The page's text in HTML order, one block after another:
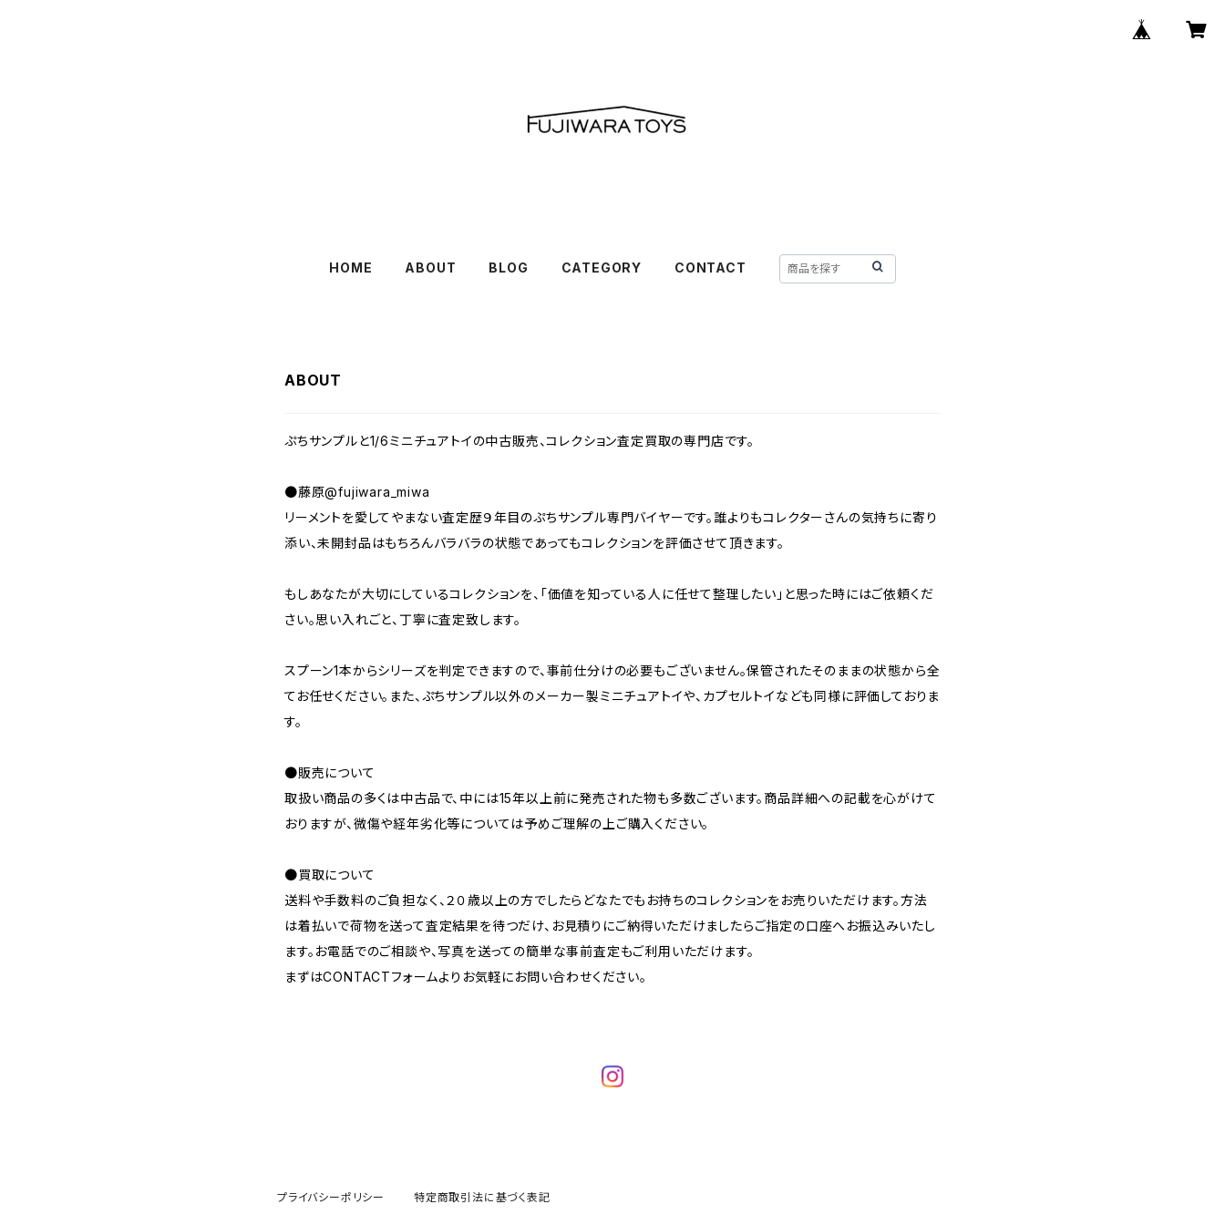
HOME ABOUT BLOG CATEGORY CONTACT
ABOUT
ぷちサンプルと1/6ミニチュアトイの中古販売、コレクション査定買取の専門店です。
●藤原@fujiwara_miwa
リーメントを愛してやまない査定歴９年目のぷちサンプル専門バイヤーです。誰よりもコレクターさんの気持ちに寄り
添い、未開封品はもちろんバラバラの状態であってもコレクションを評価させて頂きます。
もしあなたが大切にしているコレクションを、「価値を知っている人に任せて整理したい」と思った時にはご依頼くだ
さい。思い入れごと、丁寧に査定致します。
スプーン1本からシリーズを判定できますので、事前仕分けの必要もございません。保管されたそのままの状態から全
てお任せください。また、ぷちサンプル以外のメーカー製ミニチュアトイや、カプセルトイなども同様に評価しておりま
す。
●販売について
取扱い商品の多くは中古品で、中には15年以上前に発売された物も多数ございます。商品詳細への記載を心がけて
おりますが、微傷や経年劣化等については予めご理解の上ご購入ください。
●買取について
送料や手数料のご負担なく、２０歳以上の方でしたらどなたでもお持ちのコレクションをお売りいただけます。方法
は着払いで荷物を送って査定結果を待つだけ、お見積りにご納得いただけましたらご指定の口座へお振込みいたし
ます。お電話でのご相談や、写真を送っての簡単な事前査定もご利用いただけます。
まずはCONTACTフォームよりお気軽にお問い合わせください。
プライバシーポリシー 特定商取引法に基づく表記